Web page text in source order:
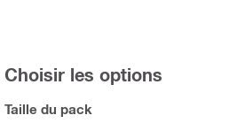
Choisir les options
Taille du pack